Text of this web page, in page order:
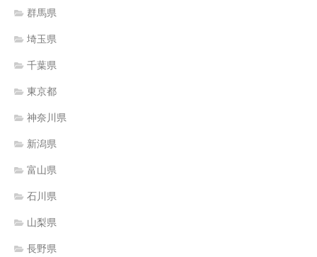
群馬県
埼玉県
千葉県
東京都
神奈川県
新潟県
富山県
石川県
山梨県
長野県